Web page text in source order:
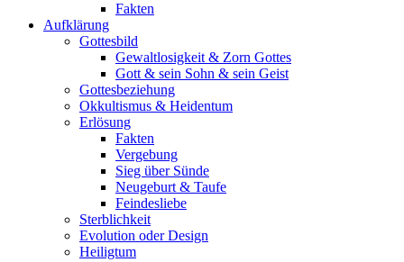
Fakten
Aufklärung
Gottesbild
Gewaltlosigkeit & Zorn Gottes
Gott & sein Sohn & sein Geist
Gottesbeziehung
Okkultismus & Heidentum
Erlösung
Fakten
Vergebung
Sieg über Sünde
Neugeburt & Taufe
Feindesliebe
Sterblichkeit
Evolution oder Design
Heiligtum